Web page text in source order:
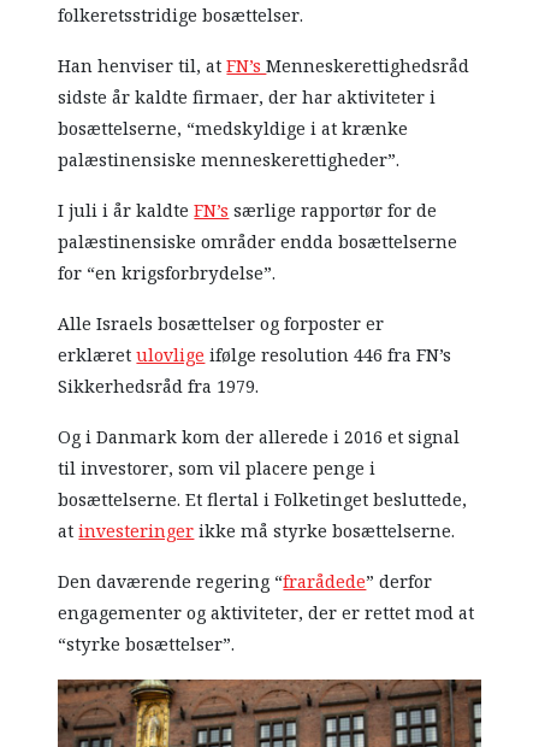
folkeretsstridige bosættelser.
Han henviser til, atFN’sMenneskerettighedsråd
sidste år kaldte firmaer, der har aktiviteter i
bosættelserne, “medskyldige i at krænke
palæstinensiske menneskerettigheder”.
I juli i år kaldteFN’s særlige rapportør for de
palæstinensiske områder endda bosættelserne
for “en krigsforbrydelse”.
Alle Israels bosættelser og forposter er
erklæretulovlige ifølge resolution 446 fra FN’s
Sikkerhedsråd fra 1979.
Og i Danmark kom der allerede i 2016 et signal
til investorer, som vil placere penge i
bosættelserne. Et flertal i Folketinget besluttede,
atinvesteringerikke må styrke bosættelserne.
Den daværende regering “frarådede” derfor
engagementer og aktiviteter, der er rettet mod at
“styrke bosættelser”.